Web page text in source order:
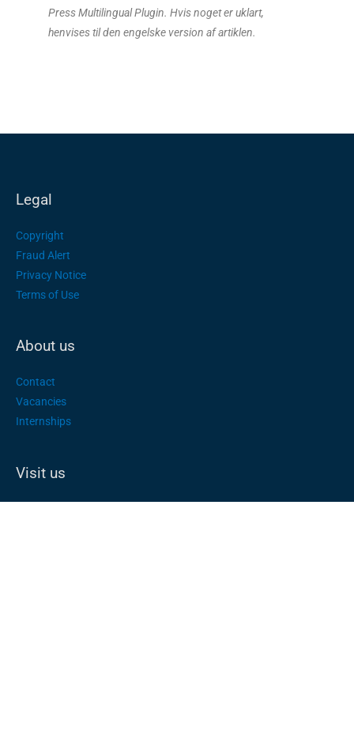
Press Multilingual Plugin. Hvis noget er uklart,
henvises til den engelske version af artiklen.
Legal
Copyright
Fraud Alert
Privacy Notice
Terms of Use
About us
Contact
Vacancies
Internships
Visit us